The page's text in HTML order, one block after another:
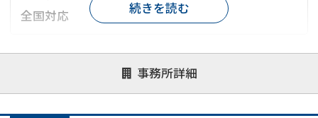
事務所詳細
全国対応
対応が親身 オンライン面談可能
レスポンスが早い
1億円以上の買取可
続きを読む